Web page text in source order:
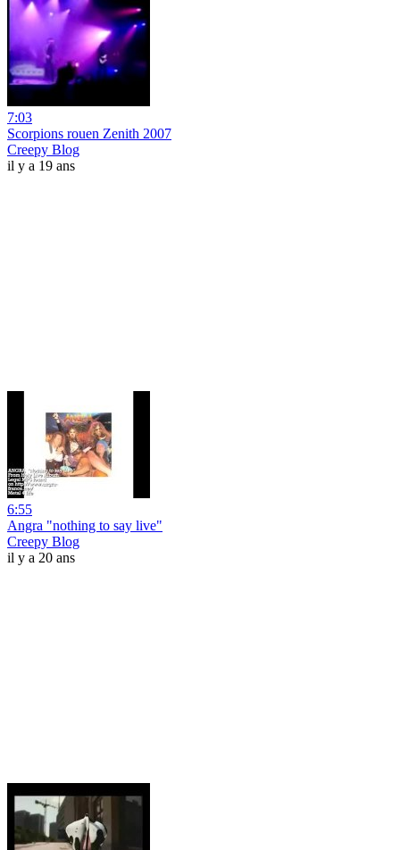
7:03
Scorpions rouen Zenith 2007
Creepy Blog
il y a 19 ans
6:55
Angra "nothing to say live"
Creepy Blog
il y a 20 ans